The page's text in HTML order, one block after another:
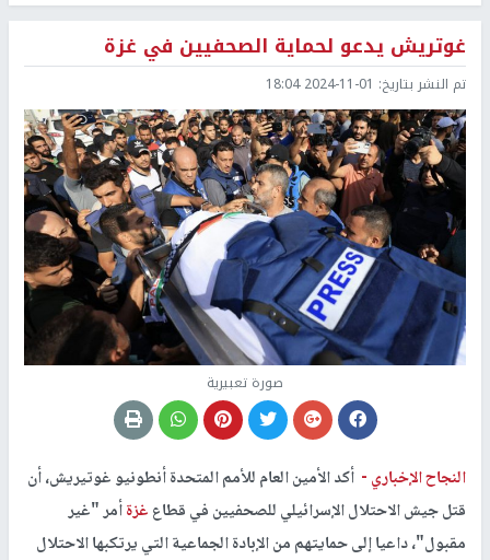
غوتريش يدعو لحماية الصحفيين في غزة
تم النشر بتاريخ: 2024-11-01 18:04
صورة تعبيرية
النجاح الإخباري - أكد الأمين العام للأمم المتحدة أنطونيو غوتيريش، أن
قتل جيش الاحتلال الإسرائيلي للصحفيين في قطاعغزةأمر "غير
مقبول"، داعيا إلى حمايتهم من الإبادة الجماعية التي يرتكبها الاحتلال